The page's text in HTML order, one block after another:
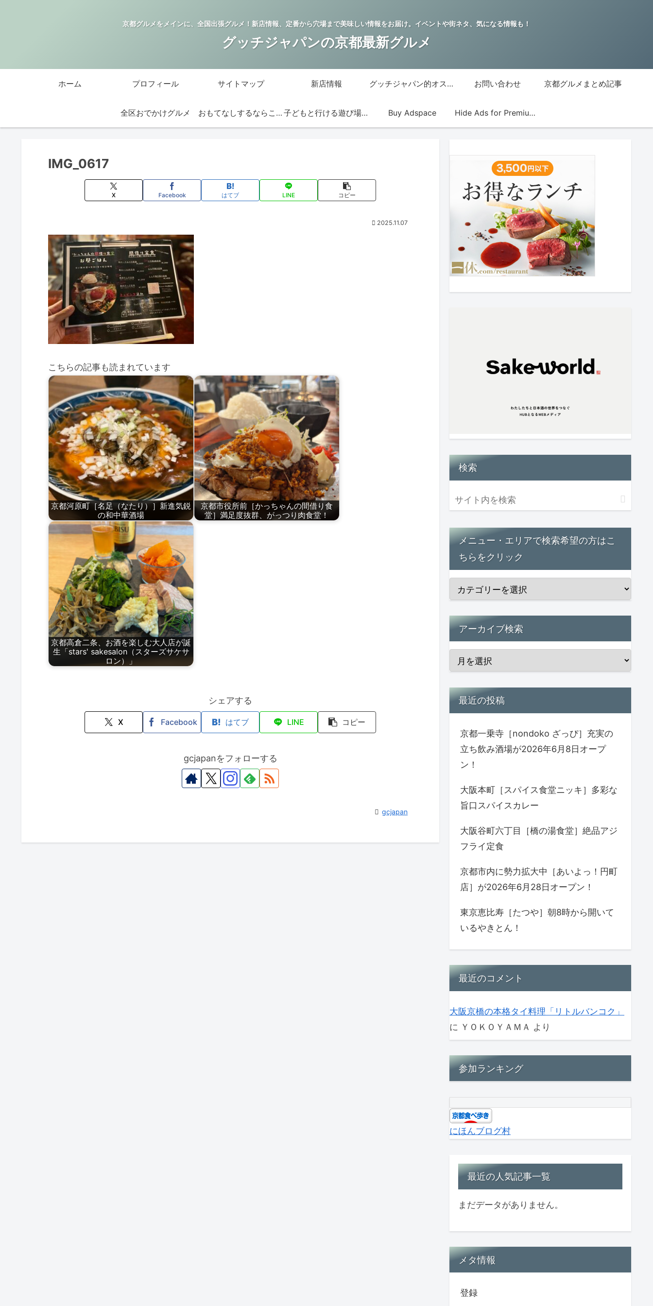
京都グルメをメインに、全国出張グルメ！新店情報、定番から穴場まで美味しい情報をお届け。イベントや街ネタ、気になる情報も！
グッチジャパンの京都最新グルメ
ホーム プロフィール サイトマップ 新店情報 グッチジャパン的オススメ店 お問い合わせ 京都グルメまとめ記事
全区おでかけグルメ おもてなしするならこの店 子どもと行ける遊び場・お店 Buy Adspace Hide Ads for Premium Members
IMG_0617
X Facebook はてブ LINE コピー
2025.11.07
こちらの記事も読まれています
京都河原町［名足（なたり）］新進気鋭
の和中華酒場
京都市役所前［かっちゃんの間借り食
堂］満足度抜群、がっつり肉食堂！
京都高倉二条、お酒を楽しむ大人店が誕
生「stars' sakesalon（スターズサケサ
ロン）」
シェアする
X Facebook はてブ LINE コピー
gcjapanをフォローする
gcjapan
検索
メニュー・エリアで検索希望の方はこ
ちらをクリック
アーカイブ検索
最近の投稿
京都一乗寺［nondoko ざっぴ］充実の
立ち飲み酒場が2026年6月8日オープ
ン！
大阪本町［スパイス食堂ニッキ］多彩な
旨口スパイスカレー
大阪谷町六丁目［橋の湯食堂］絶品アジ
フライ定食
京都市内に勢力拡大中［あいよっ！円町
店］が2026年6月28日オープン！
東京恵比寿［たつや］朝8時から開いて
いるやきとん！
最近のコメント
大阪京橋の本格タイ料理「リトルバンコク」
に ＹＯＫＯＹＡＭＡ より
参加ランキング
にほんブログ村
最近の人気記事一覧
まだデータがありません。
メタ情報
登録